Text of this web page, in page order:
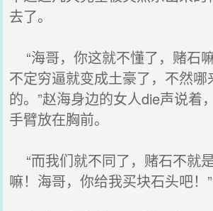
去了。
“海哥，你这就不懂了，赌石
不定穷逼就变成土豪了，不然哪
的。”赵海身边的女人die声说着
手臂放在胸前。
“而我们就不同了，赌石不就
嘛！海哥，你给我买块石头吧！”